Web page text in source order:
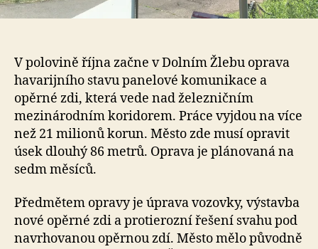
V polovině října začne v Dolním Žlebu oprava
havarijního stavu panelové komunikace a
opěrné zdi, která vede nad železničním
mezinárodním koridorem. Práce vyjdou na více
než 21 milionů korun. Město zde musí opravit
úsek dlouhý 86 metrů. Oprava je plánovaná na
sedm měsíců.
Předmětem opravy je úprava vozovky, výstavba
nové opěrné zdi a protierozní řešení svahu pod
navrhovanou opěrnou zdí. Město mělo původně